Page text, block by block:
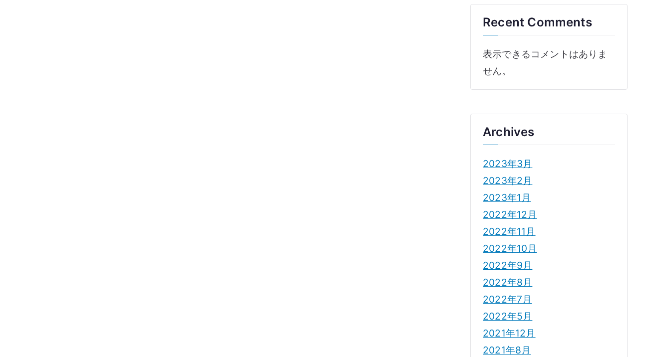
Recent Comments
表示できるコメントはありま
せん。
Archives
2023年3月
2023年2月
2023年1月
2022年12月
2022年11月
2022年10月
2022年9月
2022年8月
2022年7月
2022年5月
2021年12月
2021年8月